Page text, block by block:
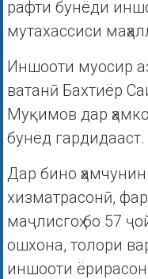
рафти бунёди
мутахассиси
Иншооти муосир
ватанӣ Бахтиёр
Муқимов дар
бунёд гардидааст.
Дар бино
хизматрасонӣ,
маҷлисгоҳ бо 57
ошхона, толори
иншооти